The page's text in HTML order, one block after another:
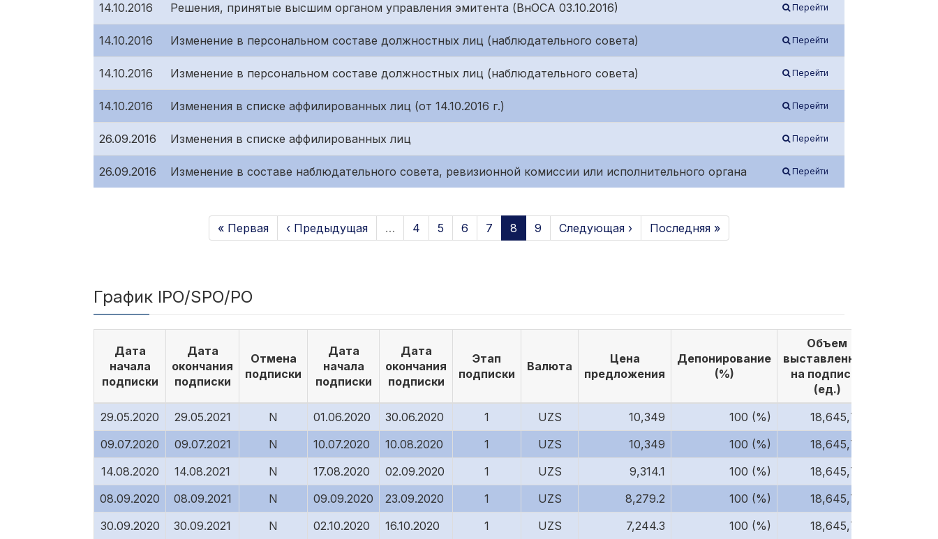
14.10.2016 Решения, принятые высшим органом управления эмитента (ВнОСА 03.10.2016) Перейти
14.10.2016 Изменение в персональном составе должностных лиц (наблюдательного совета) Перейти
14.10.2016 Изменение в персональном составе должностных лиц (наблюдательного совета) Перейти
14.10.2016 Изменения в списке аффилированных лиц (от 14.10.2016 г.) Перейти
26.09.2016 Изменения в списке аффилированных лиц Перейти
26.09.2016 Изменение в составе наблюдательного совета, ревизионной комиссии или исполнительного органа Перейти
« Первая ‹ Предыдущая … 4 5 6 7 8 9 Следующая › Последняя »
График IPO/SPO/PO
Дата
начала
подписки
Дата
окончания
подписки
Отмена
подписки
Дата
начала
подписки
Дата
окончания
подписки
Этап
подписки
Валюта
Цена
предложения
Депонирование
(%)
Объем
выставленных
на подписку
(ед.)
29.05.2020
29.05.2021 N 01.06.2020 30.06.2020 1 UZS 10,349 100 (%)
18,645,789
09.07.2020
09.07.2021 N 10.07.2020 10.08.2020 1 UZS 10,349 100 (%)
18,645,786
14.08.2020
14.08.2021 N 17.08.2020 02.09.2020 1 UZS 9,314.1 100 (%)
18,645,786
08.09.2020
08.09.2021 N 09.09.2020 23.09.2020 1 UZS 8,279.2 100 (%)
18,645,786
30.09.2020
30.09.2021 N 02.10.2020 16.10.2020 1 UZS 7,244.3 100 (%)
18,645,786